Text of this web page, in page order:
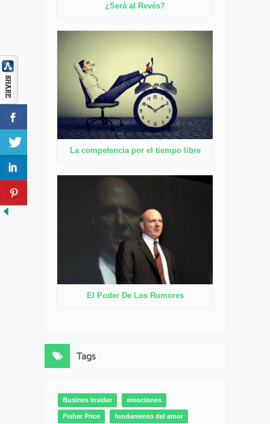
¿Será al Revés?
La competencia por el tiempo libre
El Poder De Los Rumores
Tags
Busines Insider emociones
Fisher Price fundamento del amor